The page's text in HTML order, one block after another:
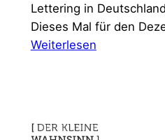
Lettering in
Dieses Mal für den
Weiterlesen: